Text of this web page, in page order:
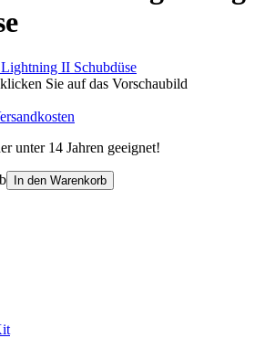
Sie auf das Vorschaubild
unter 14 Jahren geeignet!
In den Warenkorb